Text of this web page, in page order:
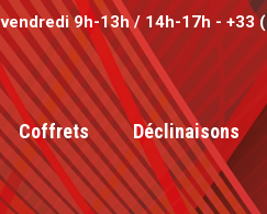
9h-13h / 14h-17h - +33
Coffrets Déclinaisons